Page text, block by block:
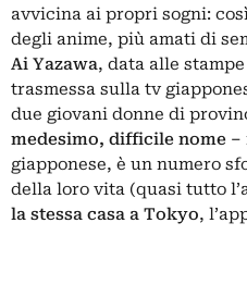
avvicina ai propri sogni:
degli anime, più amati di
Ai Yazawa, data alle
trasmessa sulla tv
due giovani donne di
medesimo, difficile nome –
giapponese, è un numero
della loro vita (quasi tutto
la stessa casa a Tokyo,